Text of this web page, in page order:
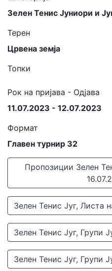
Зелен Тенис Јуниори и
Терен
Црвена земја
Топки
Рок на пријава - Одјава
11.07.2023 - 12.07.2023
Формат
Главен турнир 32
Пропозиции Зелен
Зелен Тенис Југ, Листа
Зелен Тенис Југ, Групи
Зелен Тенис Југ, Групи